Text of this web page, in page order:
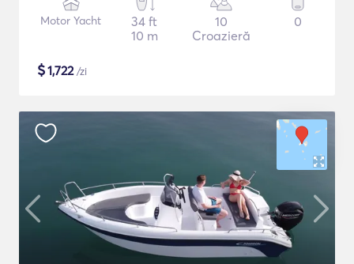
Motor Yacht
34 ft
10 m
10
Croazieră
0
$1,722/zi